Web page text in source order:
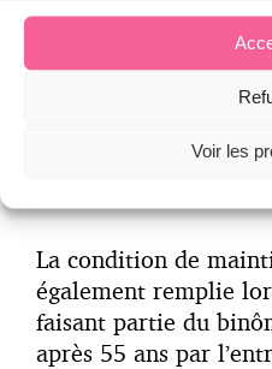
Voir les
ans dans l’emploi
salarié bénéficiant
de travailleur
durée de l’aide ou
La condition de
également remplie
faisant partie du
après 55 ans par